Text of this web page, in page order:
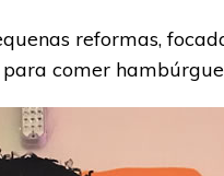
reformas,
comer